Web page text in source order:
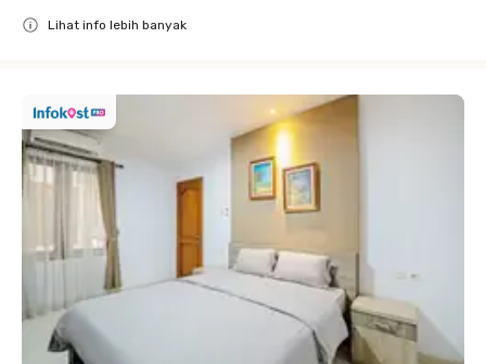
Lihat info lebih banyak